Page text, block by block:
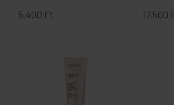
5.400 Ft 17.500